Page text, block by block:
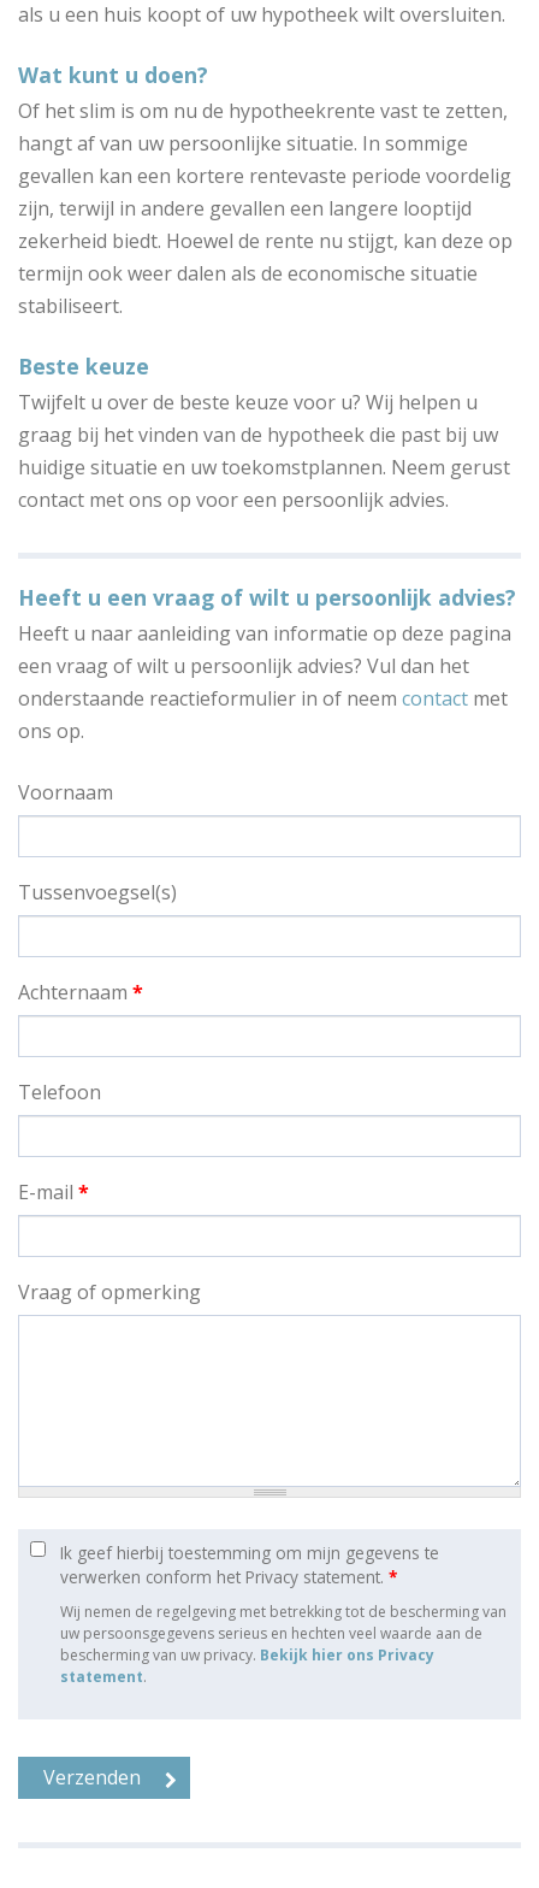
als u een huis koopt of uw hypotheek wilt oversluiten.
Wat kunt u doen?
Of het slim is om nu de hypotheekrente vast te zetten,
hangt af van uw persoonlijke situatie. In sommige
gevallen kan een kortere rentevaste periode voordelig
zijn, terwijl in andere gevallen een langere looptijd
zekerheid biedt. Hoewel de rente nu stijgt, kan deze op
termijn ook weer dalen als de economische situatie
stabiliseert.
Beste keuze
Twijfelt u over de beste keuze voor u? Wij helpen u
graag bij het vinden van de hypotheek die past bij uw
huidige situatie en uw toekomstplannen. Neem gerust
contact met ons op voor een persoonlijk advies.
Heeft u een vraag of wilt u persoonlijk advies?
Heeft u naar aanleiding van informatie op deze pagina
een vraag of wilt u persoonlijk advies? Vul dan het
onderstaande reactieformulier in of neem contact met
ons op.
Voornaam
Tussenvoegsel(s)
Achternaam *
Telefoon
E-mail *
Vraag of opmerking
Ik geef hierbij toestemming om mijn gegevens te
verwerken conform het Privacy statement. *
Wij nemen de regelgeving met betrekking tot de bescherming van
uw persoonsgegevens serieus en hechten veel waarde aan de
bescherming van uw privacy. Bekijk hier ons Privacy
statement.